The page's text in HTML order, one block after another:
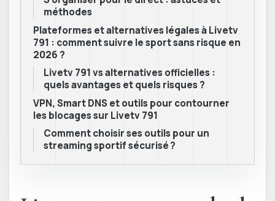
méthodes
Plateformes et alternatives légales à Livetv
791 : comment suivre le sport sans risque en
2026 ?
Livetv 791 vs alternatives officielles :
quels avantages et quels risques ?
VPN, Smart DNS et outils pour contourner
les blocages sur Livetv 791
Comment choisir ses outils pour un
streaming sportif sécurisé ?